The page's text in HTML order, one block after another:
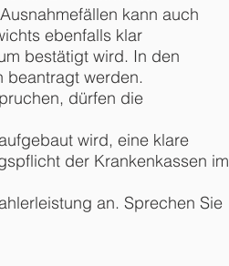
kann auch
ebenfalls klar
bestätigt wird. In den
beantragt werden.
dürfen die
wird, eine klare
der Krankenkassen im
an. Sprechen Sie